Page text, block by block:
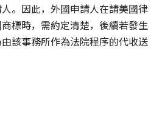
。因此，外國申請人在請美國律
標時，需約定清楚，後續若發生
該事務所作為法院程序的代收送